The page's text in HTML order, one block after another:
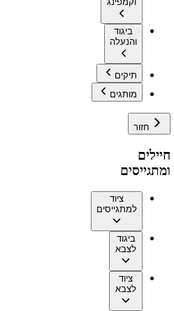
ביגוד
והנעלה
תיקים
מותגים
חזור
חיילים
ומתגייסים
ציוד
למתגייסים
ביגוד
לצבא
ציוד
לצבא